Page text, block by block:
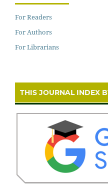
For Readers
For Authors
For Librarians
THIS JOURNAL INDEX